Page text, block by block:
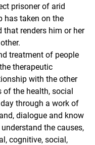
prisoner of arid
has taken on the
renders him or her
treatment of people
therapeutic
with the other
of the health, social
through a work of
dialogue and know
the causes,
cognitive, social,